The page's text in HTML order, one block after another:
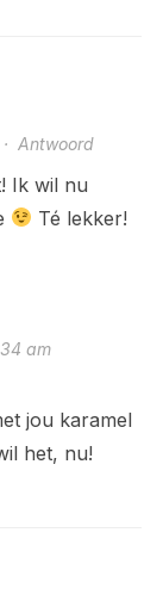
Antwoord
Ik wil nu
Té lekker!
am
jou karamel
het, nu!